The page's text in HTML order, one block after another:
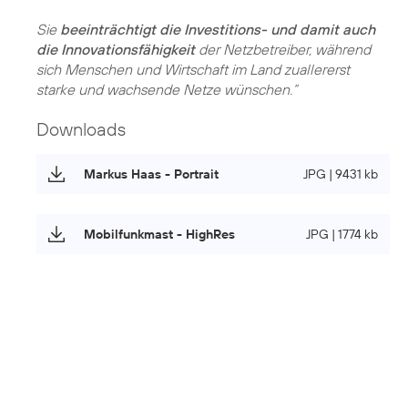
Sie beeinträchtigt die Investitions- und damit auch
die Innovationsfähigkeitder Netzbetreiber, während
sich Menschen und Wirtschaft im Land zuallererst
starke und wachsende Netze wünschen.“
Downloads
Markus Haas - Portrait JPG | 9431 kb
Mobilfunkmast - HighRes JPG | 1774 kb